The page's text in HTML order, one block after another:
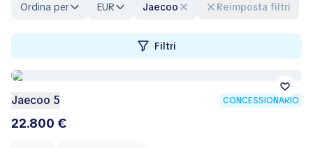
Ordina per EUR Jaecoo Reimposta filtri
Filtri
Jaecoo 5 CONCESSIONARIO
22.800 €